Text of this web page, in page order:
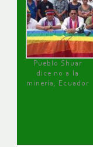
Pueblo Shuar
dice no a la
minería, Ecuador